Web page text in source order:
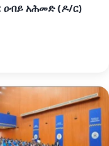
ዐብይ አሕመድ (ዶ/ር)